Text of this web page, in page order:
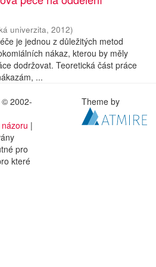
univerzita, 2012)
je jednou z důležitých metod
nákaz, kterou by měly
dodržovat. Teoretická část práce
...
2002-
|
pro
které
Theme by